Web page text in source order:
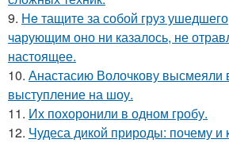
9. He тащите за собой груз
чарующим оно ни казалось, не
настоящее.
10. Анастасию Волочкову высмеяли
выступление на шоу.
11. Их похоронили в одном гробу.
12. Чудеса дикой природы: почему и